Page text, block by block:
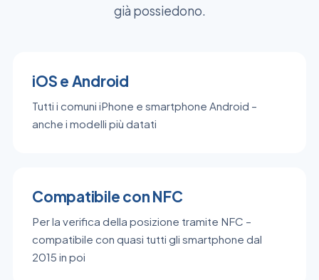
già possiedono.
iOS e Android
Tutti i comuni iPhone e smartphone Android –
anche i modelli più datati
Compatibile con NFC
Per la verifica della posizione tramite NFC –
compatibile con quasi tutti gli smartphone dal
2015 in poi